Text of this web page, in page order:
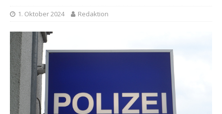
1. Oktober 2024 Redaktion